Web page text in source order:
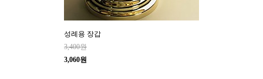
성례용 장갑
3,400원
3,060원